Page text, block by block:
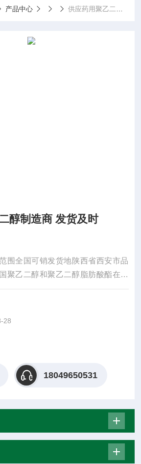
产品中心 供应药用聚乙二醇制造商 发货及时
醇制造商 发货及时
围全国可销发货地陕西省西安市品
聚乙二醇和聚乙二醇脂肪酸酯在化
中的应用很广泛
28
18049650531